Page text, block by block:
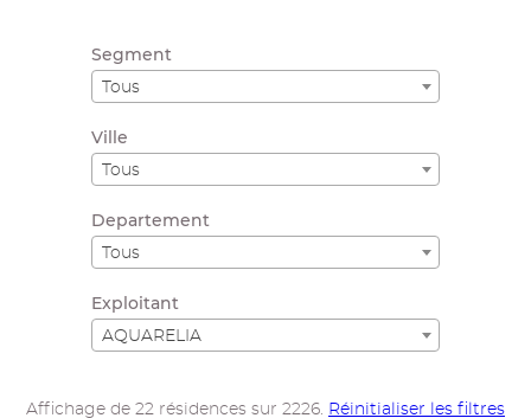
Segment
Tous
Ville
Tous
Departement
Tous
Exploitant
AQUARELIA
Affichage de 22 résidences sur 2226. Réinitialiser les filtres